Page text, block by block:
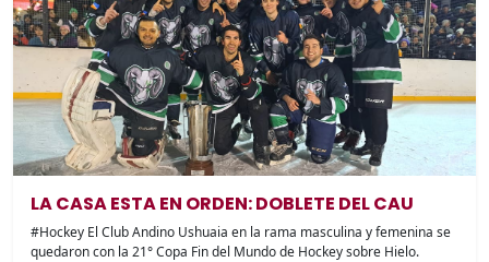
LA CASA ESTA EN ORDEN: DOBLETE DEL CAU
#Hockey El Club Andino Ushuaia en la rama masculina y femenina se
quedaron con la 21° Copa Fin del Mundo de Hockey sobre Hielo.